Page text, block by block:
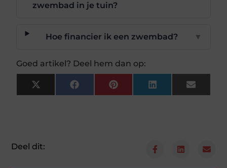
zwembad in je tuin?
Hoe financier ik een zwembad? ▼
Goed artikel? Deel hem dan op:
X
(Twitter)
FacebookPinterestLinkedInEmail
Deel dit: